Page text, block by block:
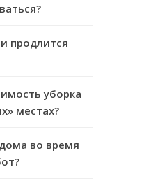
продлится
уборка
местах?
во время